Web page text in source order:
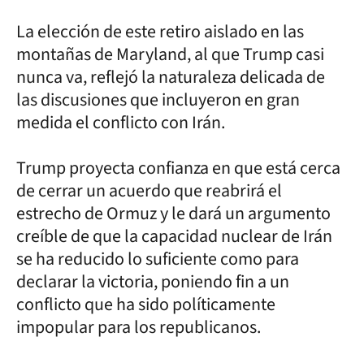
La elección de este retiro aislado en las
montañas de Maryland, al que Trump casi
nunca va, reflejó la naturaleza delicada de
las discusiones que incluyeron en gran
medida el conflicto con Irán.
Trump proyecta confianza en que está cerca
de cerrar un acuerdo que reabrirá el
estrecho de Ormuz y le dará un argumento
creíble de que la capacidad nuclear de Irán
se ha reducido lo suficiente como para
declarar la victoria, poniendo fin a un
conflicto que ha sido políticamente
impopular para los republicanos.